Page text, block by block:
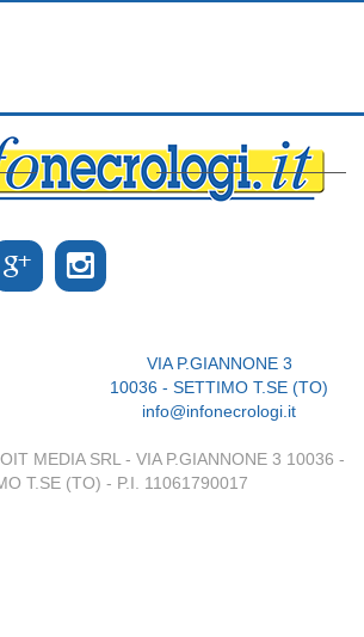
VIA P.GIANNONE 3
10036 - SETTIMO T.SE (TO)
info@infonecrologi.it
MEDIA SRL - VIA P.GIANNONE 3 10036 -
T.SE (TO) - P.I. 11061790017